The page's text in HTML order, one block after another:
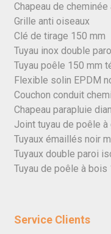
Chapeau de
Grille anti oiseaux
Clé de tirage 150 mm
Tuyau inox double
Tuyau poêle 150 mm
Flexible solin EPDM
Couchon conduit
Chapeau parapluie
Joint tuyau de poêle
Tuyaux émaillés noir
Tuyaux double paroi
Tuyau de poêle à bois
Service Clients